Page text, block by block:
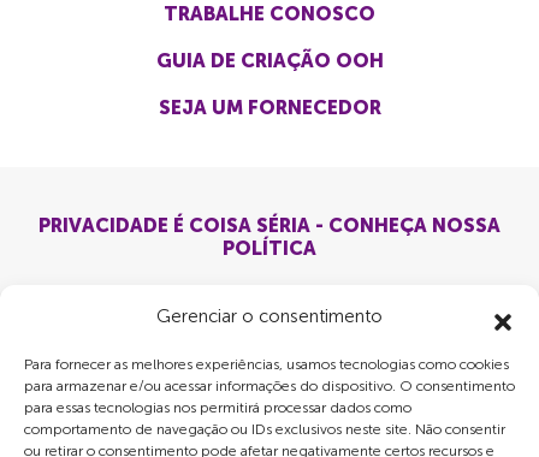
Gerenciar o consentimento
Para fornecer as melhores experiências, usamos tecnologias como cookies
para armazenar e/ou acessar informações do dispositivo. O consentimento
para essas tecnologias nos permitirá processar dados como
comportamento de navegação ou IDs exclusivos neste site. Não consentir
ou retirar o consentimento pode afetar negativamente certos recursos e
TRABALHE CONOSCO
GUIA DE CRIAÇÃO OOH
SEJA UM FORNECEDOR
PRIVACIDADE É COISA SÉRIA - CONHEÇA NOSSA
POLÍTICA